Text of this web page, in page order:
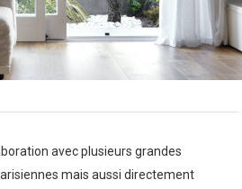
avec plusieurs grandes
mais aussi directement